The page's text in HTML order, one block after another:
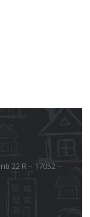
22 R – 17052 –